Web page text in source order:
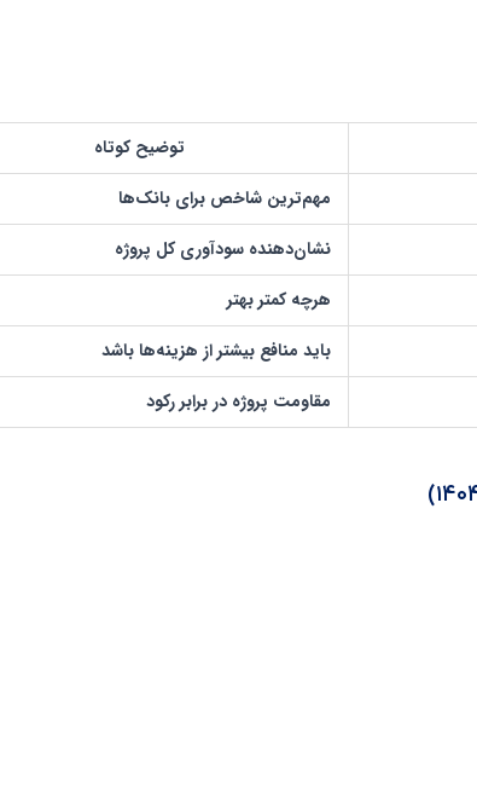
توضیح کوتاه
مهم‌ترین شاخص برای بانک‌ها
نشان‌دهنده سودآوری کل پروژه
هرچه کمتر بهتر
باید منافع بیشتر از هزینه‌ها باشد
مقاومت پروژه در برابر رکود